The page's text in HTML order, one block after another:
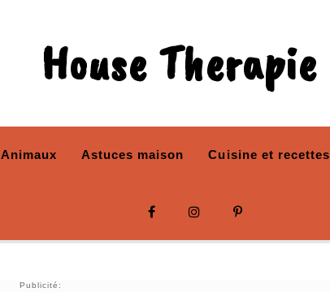
House Therapie
Animaux Astuces maison Cuisine et recettes
Publicité: